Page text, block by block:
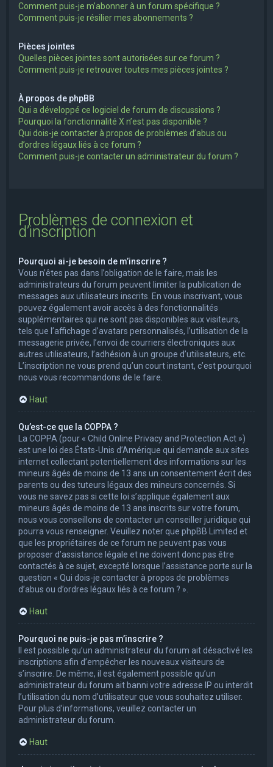
Comment puis-je m’abonner à un forum spécifique ?
Comment puis-je résilier mes abonnements ?
Pièces jointes
Quelles pièces jointes sont autorisées sur ce forum ?
Comment puis-je retrouver toutes mes pièces jointes ?
À propos de phpBB
Qui a développé ce logiciel de forum de discussions ?
Pourquoi la fonctionnalité X n’est pas disponible ?
Qui dois-je contacter à propos de problèmes d’abus ou
d’ordres légaux liés à ce forum ?
Comment puis-je contacter un administrateur du forum ?
Problèmes de connexion et
d’inscription
Pourquoi ai-je besoin de m’inscrire ?
Vous n’êtes pas dans l’obligation de le faire, mais les
administrateurs du forum peuvent limiter la publication de
messages aux utilisateurs inscrits. En vous inscrivant, vous
pouvez également avoir accès à des fonctionnalités
supplémentaires qui ne sont pas disponibles aux visiteurs,
tels que l’affichage d’avatars personnalisés, l’utilisation de la
messagerie privée, l’envoi de courriers électroniques aux
autres utilisateurs, l’adhésion à un groupe d’utilisateurs, etc.
L’inscription ne vous prend qu’un court instant, c’est pourquoi
nous vous recommandons de le faire.
Haut
Qu’est-ce que la COPPA ?
La COPPA (pour « Child Online Privacy and Protection Act »)
est une loi des États-Unis d’Amérique qui demande aux sites
internet collectant potentiellement des informations sur les
mineurs âgés de moins de 13 ans un consentement écrit des
parents ou des tuteurs légaux des mineurs concernés. Si
vous ne savez pas si cette loi s’applique également aux
mineurs âgés de moins de 13 ans inscrits sur votre forum,
nous vous conseillons de contacter un conseiller juridique qui
pourra vous renseigner. Veuillez noter que phpBB Limited et
que les propriétaires de ce forum ne peuvent pas vous
proposer d’assistance légale et ne doivent donc pas être
contactés à ce sujet, excepté lorsque l’assistance porte sur la
question « Qui dois-je contacter à propos de problèmes
d’abus ou d’ordres légaux liés à ce forum ? ».
Haut
Pourquoi ne puis-je pas m’inscrire ?
Il est possible qu’un administrateur du forum ait désactivé les
inscriptions afin d’empêcher les nouveaux visiteurs de
s’inscrire. De même, il est également possible qu’un
administrateur du forum ait banni votre adresse IP ou interdit
l’utilisation du nom d’utilisateur que vous souhaitez utiliser.
Pour plus d’informations, veuillez contacter un
administrateur du forum.
Haut